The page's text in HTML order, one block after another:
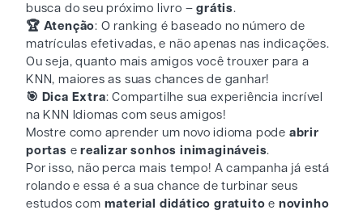
busca do seu próximo livro –grátis.
🏆 Atenção: O ranking é baseado no número de
matrículas efetivadas, e não apenas nas indicações.
Ou seja, quanto mais amigos você trouxer para a
KNN, maiores as suas chances de ganhar!
🎯 Dica Extra: Compartilhe sua experiência incrível
na KNN Idiomas com seus amigos!
Mostre como aprender um novo idioma pode abrir
portas erealizar sonhos inimagináveis.
Por isso, não perca mais tempo! A campanha já está
rolando e essa é a sua chance de turbinar seus
estudos com material didático gratuito e novinho